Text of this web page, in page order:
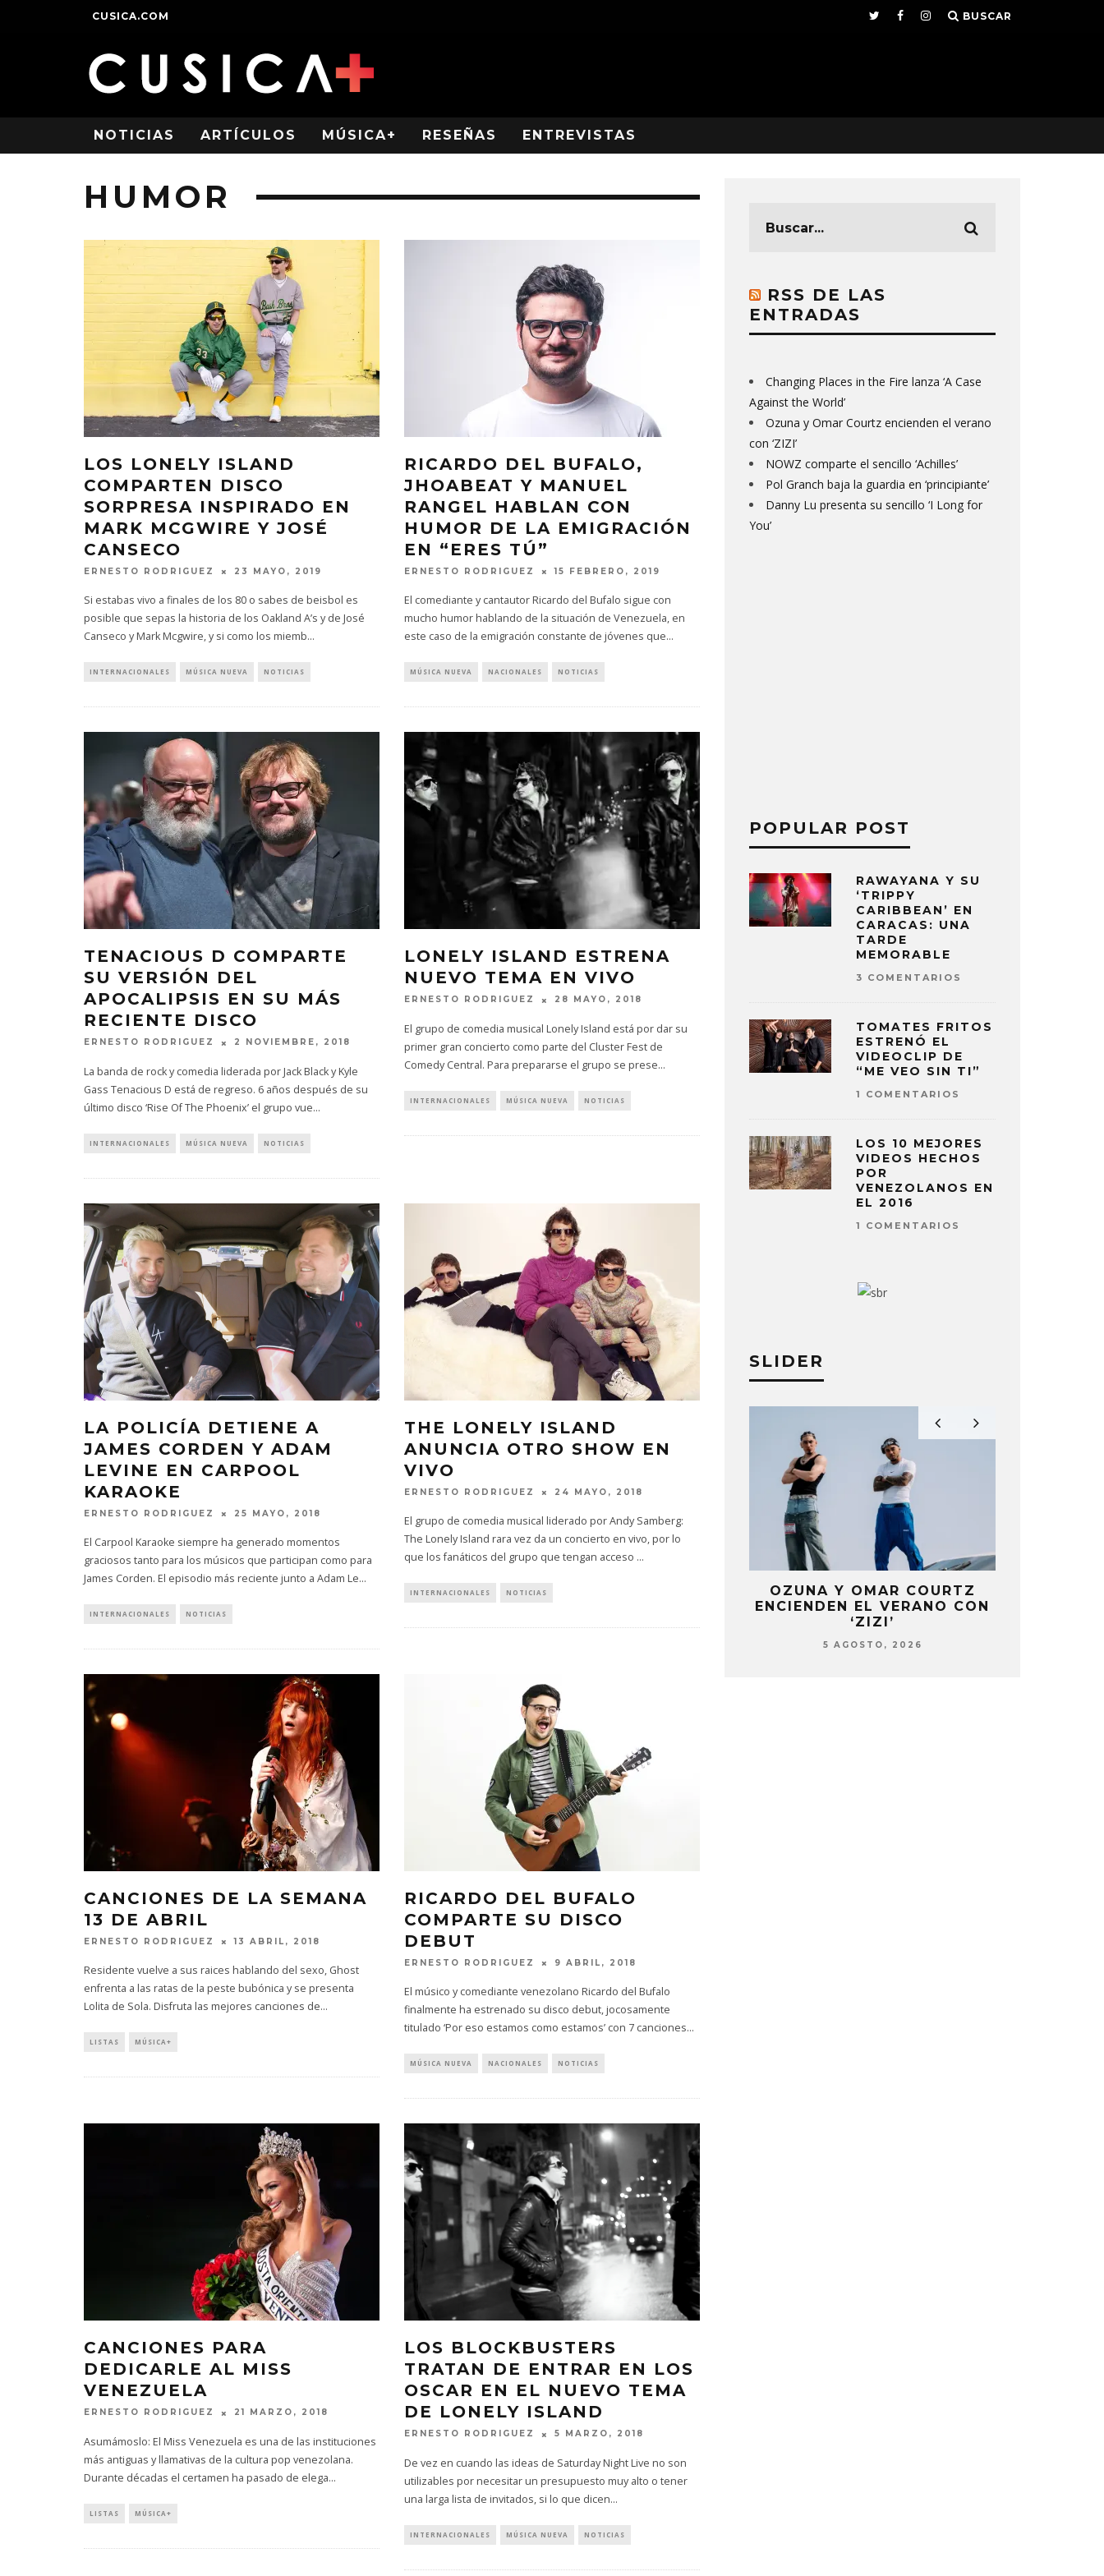
CUSICA.COM BUSCAR
NOTICIAS ARTÍCULOS MÚSICA+ RESEÑAS ENTREVISTAS
HUMOR
LOS LONELY ISLAND
COMPARTEN DISCO
SORPRESA INSPIRADO EN
MARK MCGWIRE Y JOSÉ
CANSECO
ERNESTO RODRIGUEZ 23 MAYO, 2019
Si estabas vivo a finales de los 80 o sabes de beisbol es
posible que sepas la historia de los Oakland A’s y de José
Canseco y Mark Mcgwire, y si como los miemb...
INTERNACIONALES MÚSICA NUEVA NOTICIAS
RICARDO DEL BUFALO,
JHOABEAT Y MANUEL
RANGEL HABLAN CON
HUMOR DE LA EMIGRACIÓN
EN “ERES TÚ”
ERNESTO RODRIGUEZ 15 FEBRERO, 2019
El comediante y cantautor Ricardo del Bufalo sigue con
mucho humor hablando de la situación de Venezuela, en
este caso de la emigración constante de jóvenes que...
MÚSICA NUEVA NACIONALES NOTICIAS
TENACIOUS D COMPARTE
SU VERSIÓN DEL
APOCALIPSIS EN SU MÁS
RECIENTE DISCO
ERNESTO RODRIGUEZ 2 NOVIEMBRE, 2018
La banda de rock y comedia liderada por Jack Black y Kyle
Gass Tenacious D está de regreso. 6 años después de su
último disco ‘Rise Of The Phoenix’ el grupo vue...
INTERNACIONALES MÚSICA NUEVA NOTICIAS
LONELY ISLAND ESTRENA
NUEVO TEMA EN VIVO
ERNESTO RODRIGUEZ 28 MAYO, 2018
El grupo de comedia musical Lonely Island está por dar su
primer gran concierto como parte del Cluster Fest de
Comedy Central. Para prepararse el grupo se prese...
INTERNACIONALES MÚSICA NUEVA NOTICIAS
LA POLICÍA DETIENE A
JAMES CORDEN Y ADAM
LEVINE EN CARPOOL
KARAOKE
ERNESTO RODRIGUEZ 25 MAYO, 2018
El Carpool Karaoke siempre ha generado momentos
graciosos tanto para los músicos que participan como para
James Corden. El episodio más reciente junto a Adam Le...
INTERNACIONALES NOTICIAS
THE LONELY ISLAND
ANUNCIA OTRO SHOW EN
VIVO
ERNESTO RODRIGUEZ 24 MAYO, 2018
El grupo de comedia musical liderado por Andy Samberg:
The Lonely Island rara vez da un concierto en vivo, por lo
que los fanáticos del grupo que tengan acceso ...
INTERNACIONALES NOTICIAS
CANCIONES DE LA SEMANA
13 DE ABRIL
ERNESTO RODRIGUEZ 13 ABRIL, 2018
Residente vuelve a sus raices hablando del sexo, Ghost
enfrenta a las ratas de la peste bubónica y se presenta
Lolita de Sola. Disfruta las mejores canciones de...
LISTAS MÚSICA+
RICARDO DEL BUFALO
COMPARTE SU DISCO
DEBUT
ERNESTO RODRIGUEZ 9 ABRIL, 2018
El músico y comediante venezolano Ricardo del Bufalo
finalmente ha estrenado su disco debut, jocosamente
titulado ‘Por eso estamos como estamos’ con 7 canciones...
MÚSICA NUEVA NACIONALES NOTICIAS
CANCIONES PARA
DEDICARLE AL MISS
VENEZUELA
ERNESTO RODRIGUEZ 21 MARZO, 2018
Asumámoslo: El Miss Venezuela es una de las instituciones
más antiguas y llamativas de la cultura pop venezolana.
Durante décadas el certamen ha pasado de elega...
LISTAS MÚSICA+
LOS BLOCKBUSTERS
TRATAN DE ENTRAR EN LOS
OSCAR EN EL NUEVO TEMA
DE LONELY ISLAND
ERNESTO RODRIGUEZ 5 MARZO, 2018
De vez en cuando las ideas de Saturday Night Live no son
utilizables por necesitar un presupuesto muy alto o tener
una larga lista de invitados, si lo que dicen...
INTERNACIONALES MÚSICA NUEVA NOTICIAS
RSS DE LAS
ENTRADAS
Changing Places in the Fire lanza ‘A Case
Against the World’
Ozuna y Omar Courtz encienden el verano
con ‘ZIZI’
NOWZ comparte el sencillo ‘Achilles’
Pol Granch baja la guardia en ‘principiante’
Danny Lu presenta su sencillo ‘I Long for
You’
POPULAR POST
RAWAYANA Y SU
‘TRIPPY
CARIBBEAN’ EN
CARACAS: UNA
TARDE
MEMORABLE
3 COMENTARIOS
TOMATES FRITOS
ESTRENÓ EL
VIDEOCLIP DE
“ME VEO SIN TI”
1 COMENTARIOS
LOS 10 MEJORES
VIDEOS HECHOS
POR
VENEZOLANOS EN
EL 2016
1 COMENTARIOS
SLIDER
KISS OF LIFE LANZA EL
4 AGOSTO, 2026
CHANGING PLACES IN THE
OZUNA Y OMAR COURTZ
ENCIENDEN EL VERANO CON
‘ZIZI’
5 AGOSTO, 2026